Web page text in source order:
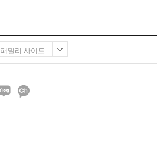
패밀리 사이트